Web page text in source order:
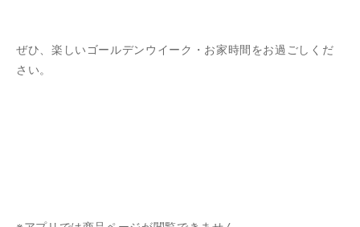
ぜひ、楽しいゴールデンウイーク・お家時間をお過ごしくだ
さい。